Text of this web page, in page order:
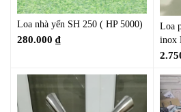
Loa nhà yến SH 250 ( HP 5000)
280.000 ₫
Loa
inox